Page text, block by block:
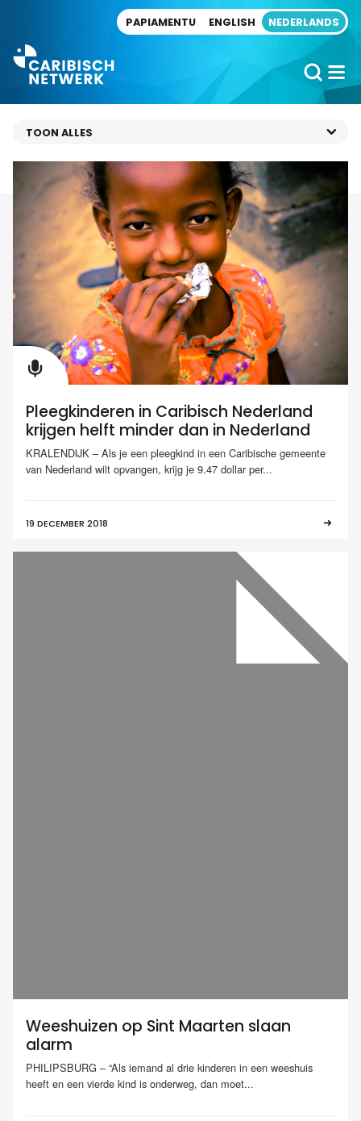
PAPIAMENTU ENGLISH NEDERLANDS
Pleegkinderen in Caribisch Nederland
krijgen helft minder dan in Nederland
KRALENDIJK – Als je een pleegkind in een Caribische gemeente
van Nederland wilt opvangen, krijg je 9.47 dollar per...
19 DECEMBER 2018
Weeshuizen op Sint Maarten slaan
alarm
PHILIPSBURG – “Als iemand al drie kinderen in een weeshuis
heeft en een vierde kind is onderweg, dan moet...